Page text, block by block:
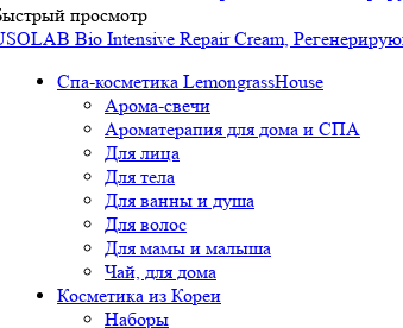
просмотр
Bio Intensive Repair Cream,
Спа-косметика LemongrassHouse
Арома-свечи
Ароматерапия для дома и СПА
Для лица
Для тела
Для ванны и душа
Для волос
Для мамы и малыша
Чай, для дома
Косметика из Кореи
Наборы